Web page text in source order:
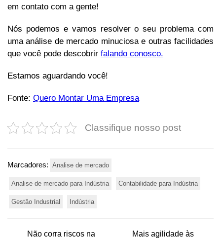
em contato com a gente!
Nós podemos e vamos resolver o seu problema com
uma análise de mercado minuciosa e outras facilidades
que você pode descobrir falando conosco.
Estamos aguardando você!
Fonte: Quero Montar Uma Empresa
Classifique nosso post
Marcadores: Analise de mercado
Analise de mercado para Indústria Contabilidade para Indústria
Gestão Industrial Indústria
Não corra riscos na
Mais agilidade às